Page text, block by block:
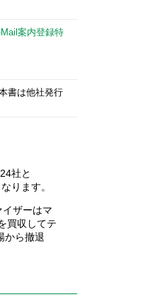
案内登録特
書は他社発行
社と
ります。
ザーはマ
買収してテ
から撤退